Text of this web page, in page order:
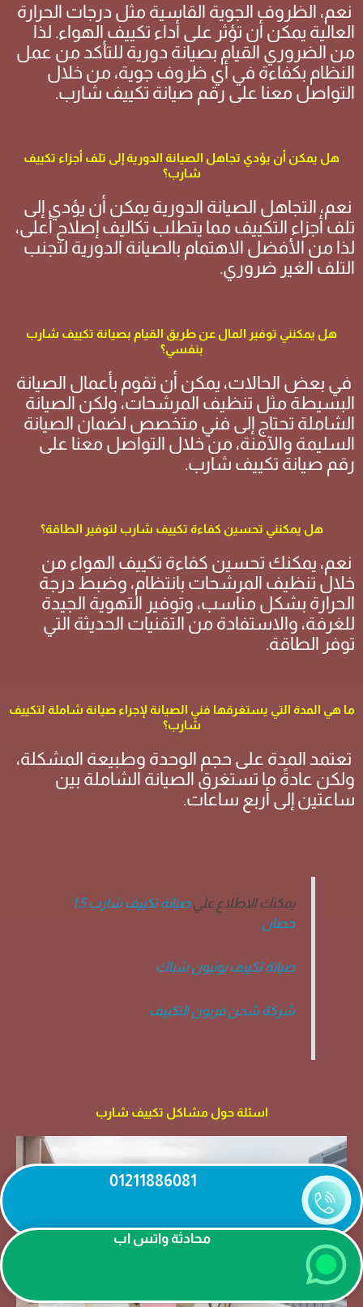
نعم، الظروف الجوية القاسية مثل درجات الحرارة
العالية يمكن أن تؤثر على أداء تكييف الهواء. لذا
من الضروري القيام بصيانة دورية للتأكد من عمل
النظام بكفاءة في أي ظروف جوية، من خلال
التواصل معنا على رقم صيانة تكييف شارب.
هل يمكن أن يؤدي تجاهل الصيانة الدورية إلى تلف أجزاء تكييف
شارب؟
نعم، التجاهل الصيانة الدورية يمكن أن يؤدي إلى
تلف أجزاء التكييف مما يتطلب تكاليف إصلاح أعلى،
لذا من الأفضل الاهتمام بالصيانة الدورية لتجنب
التلف الغير ضروري.
هل يمكنني توفير المال عن طريق القيام بصيانة تكييف شارب
بنفسي؟
في بعض الحالات، يمكن أن تقوم بأعمال الصيانة
البسيطة مثل تنظيف المرشحات، ولكن الصيانة
الشاملة تحتاج إلى فني متخصص لضمان الصيانة
السليمة والآمنة، من خلال التواصل معنا على
رقم صيانة تكييف شارب.
هل يمكنني تحسين كفاءة تكييف شارب لتوفير الطاقة؟
نعم، يمكنك تحسين كفاءة تكييف الهواء من
خلال تنظيف المرشحات بانتظام، وضبط درجة
الحرارة بشكل مناسب، وتوفير التهوية الجيدة
للغرفة، والاستفادة من التقنيات الحديثة التي
توفر الطاقة.
ما هي المدة التي يستغرقها فني الصيانة لإجراء صيانة شاملة لتكييف
شارب؟
تعتمد المدة على حجم الوحدة وطبيعة المشكلة،
ولكن عادةً ما تستغرق الصيانة الشاملة بين
ساعتين إلى أربع ساعات.
يمكنك الاطلاع علي
صيانة تكييف شارب 1.5
حصان
صيانة تكييف يونيون شباك
شركة شحن فريون التكييف
اسئلة حول مشاكل تكييف شارب
01211886081
محادثة واتس اب